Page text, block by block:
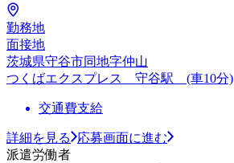
勤務地
面接地
茨城県守谷市同地字仲山
つくばエクスプレス 守谷駅 (車10分)
交通費支給
詳細を見る
応募画面に進む
派遣労働者